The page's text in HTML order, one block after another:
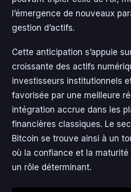
l’émergence de nouveaux
gestion d’actifs.
Cette anticipation s’appuie
croissante des actifs
investisseurs institutionnels
favorisée par une meilleure
intégration accrue dans les
financières classiques. Le
Bitcoin se trouve ainsi à un
où la confiance et la
un rôle déterminant.